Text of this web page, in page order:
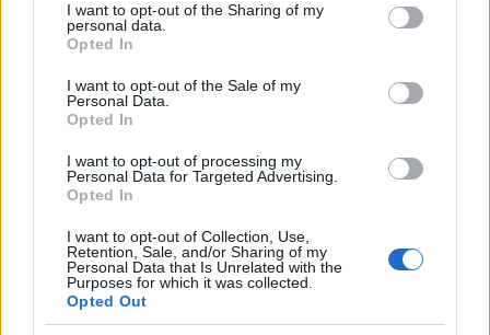
disclose it to other third parties.
Please note that this website/app uses one or more Google
services and may gather and store information including but
not limited to your visit or usage behaviour. You may click to
grant or deny consent to Google and its third-party tags to
consent section.
I want to opt-out of the Sharing of my
personal data.
Opted In
I want to opt-out of the Sale of my
Personal Data.
Opted In
I want to opt-out of processing my
Personal Data for Targeted Advertising.
Opted In
I want to opt-out of Collection, Use,
Retention, Sale, and/or Sharing of my
Personal Data that Is Unrelated with the
Purposes for which it was collected.
Opted Out
Ti è piaciuta?
Per favore, lascia un